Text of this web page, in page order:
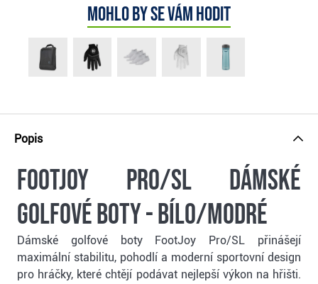
Mohlo by se vám hodit
Popis
FootJoy Pro/SL dámské
golfové boty - bílo/modré
Dámské golfové boty FootJoy Pro/SL přinášejí
maximální stabilitu, pohodlí a moderní sportovní design
pro hráčky, které chtějí podávat nejlepší výkon na hřišti.